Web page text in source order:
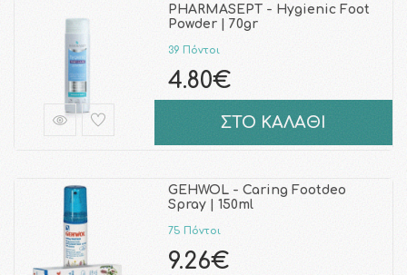
PHARMASEPT - Hygienic Foot
Powder | 70gr
39 Πόντοι
4.80€
ΣΤΟ ΚΑΛΑΘΙ
GEHWOL - Caring Footdeo
Spray | 150ml
75 Πόντοι
9.26€